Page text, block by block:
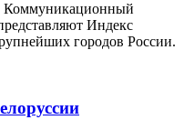
Коммуникационный
Индекс
городов России.